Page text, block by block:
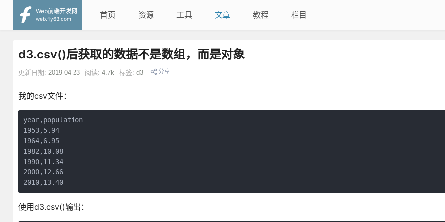
Web前端开发网
web.fly63.com
首页 资源 工具 文章 教程 栏目
d3.csv()后获取的数据不是数组，而是对象
更新日期: 2019-04-23 阅读: 4.7k 标签: d3 分享
我的csv文件：
year,population
1953,5.94
1964,6.95
1982,10.08
1990,11.34
2000,12.66
2010,13.40
使用d3.csv()输出：